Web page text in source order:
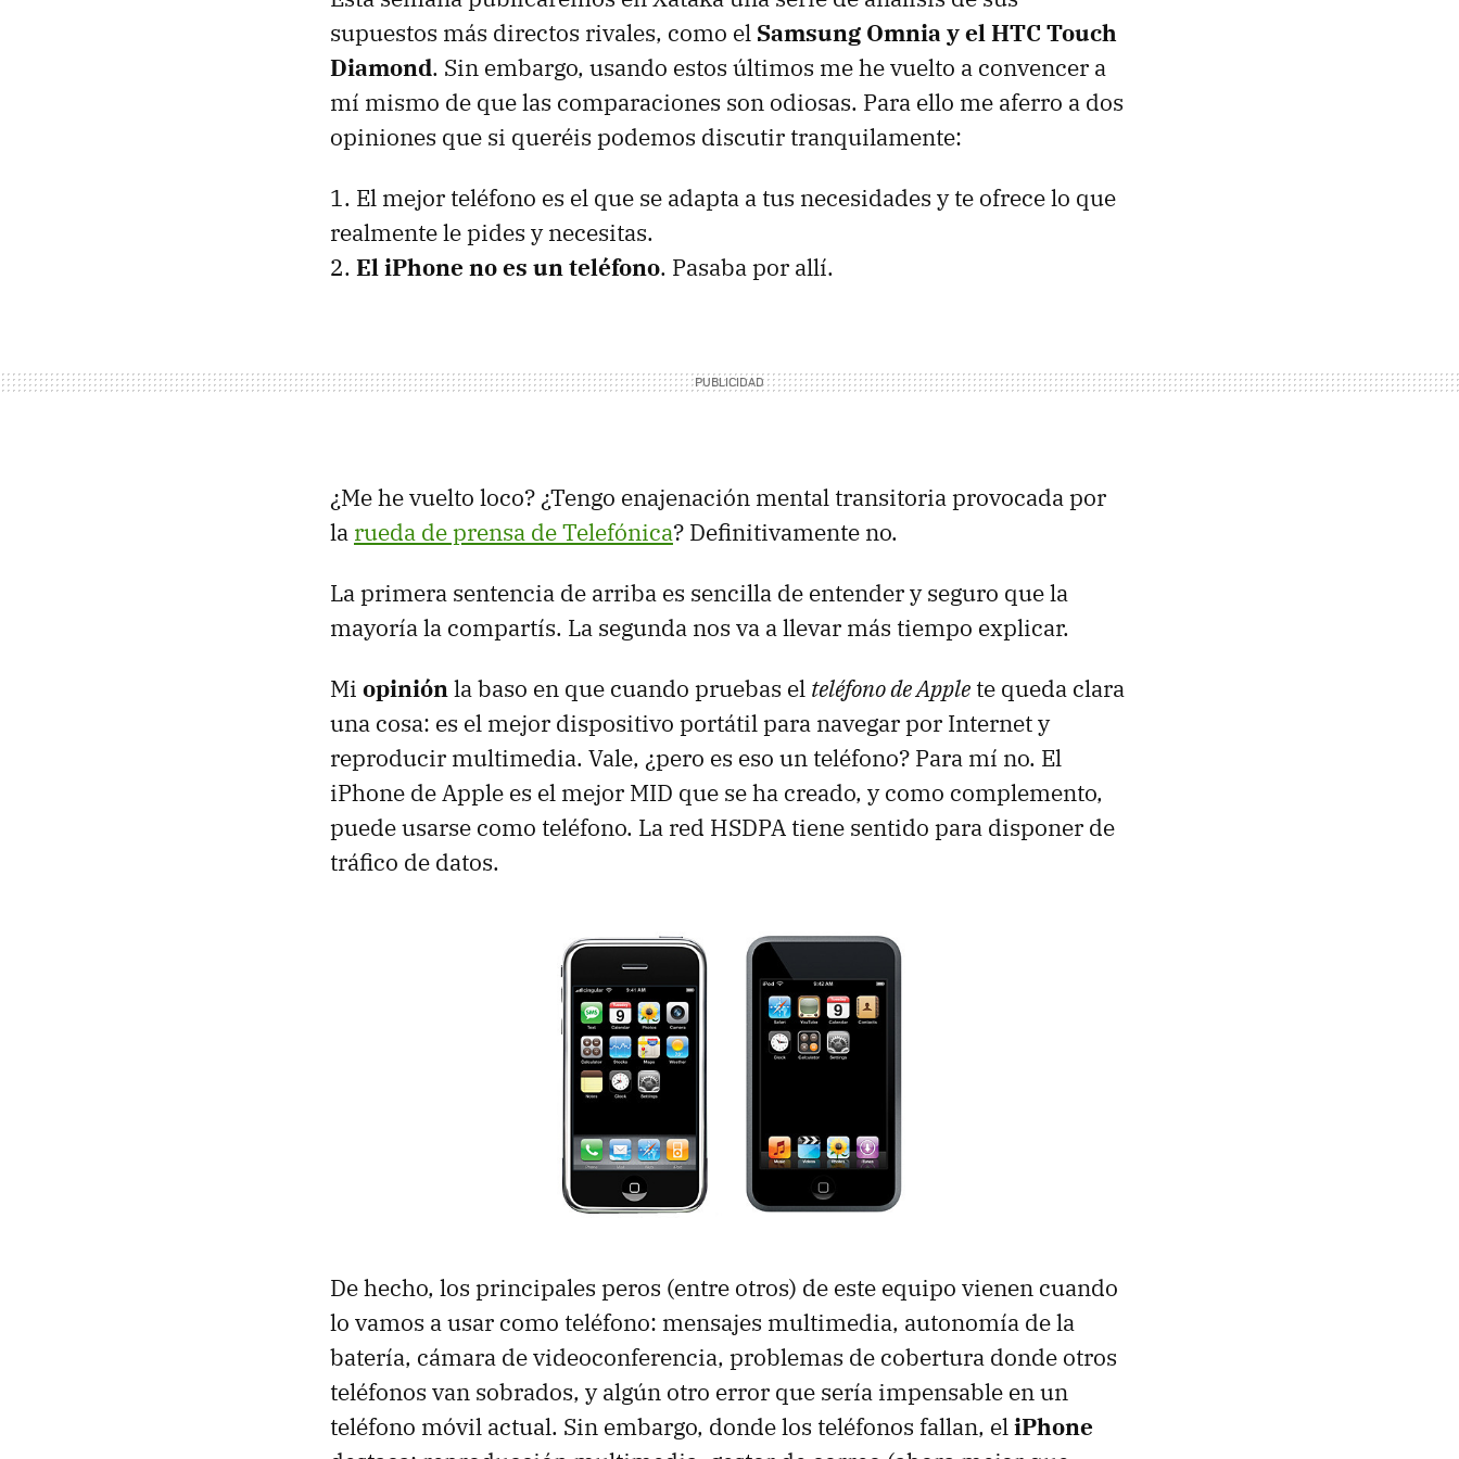
supuestos más directos rivales, como el Samsung Omnia y el HTC Touch
Diamond. Sin embargo, usando estos últimos me he vuelto a convencer a
mí mismo de que las comparaciones son odiosas. Para ello me aferro a dos
opiniones que si queréis podemos discutir tranquilamente:
1. El mejor teléfono es el que se adapta a tus necesidades y te ofrece lo que
realmente le pides y necesitas.
2. El iPhone no es un teléfono. Pasaba por allí.
¿Me he vuelto loco? ¿Tengo enajenación mental transitoria provocada por
la rueda de prensa de Telefónica? Definitivamente no.
La primera sentencia de arriba es sencilla de entender y seguro que la
mayoría la compartís. La segunda nos va a llevar más tiempo explicar.
Mi opiniónla baso en que cuando pruebas el teléfono de Apple te queda clara
una cosa: es el mejor dispositivo portátil para navegar por Internet y
reproducir multimedia. Vale, ¿pero es eso un teléfono? Para mí no. El
iPhone de Apple es el mejor MID que se ha creado, y como complemento,
puede usarse como teléfono. La red HSDPA tiene sentido para disponer de
tráfico de datos.
De hecho, los principales peros (entre otros) de este equipo vienen cuando
lo vamos a usar como teléfono: mensajes multimedia, autonomía de la
batería, cámara de videoconferencia, problemas de cobertura donde otros
teléfonos van sobrados, y algún otro error que sería impensable en un
teléfono móvil actual. Sin embargo, donde los teléfonos fallan, eliPhone